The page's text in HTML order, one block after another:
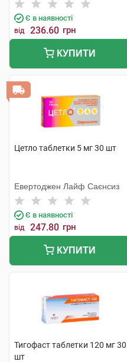
Є в наявності
від 236.60 грн
КУПИТИ
Цетло таблетки 5 мг 30 шт
Евертоджен Лайф Саєнсиз
Є в наявності
від 247.80 грн
КУПИТИ
Тигофаст таблетки 120 мг 30
шт